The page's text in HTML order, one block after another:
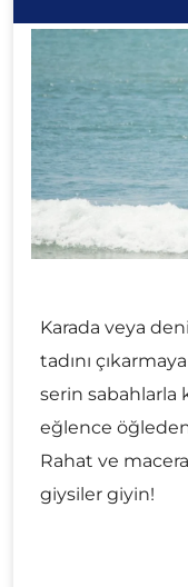
Karada veya
tadını
serin sabahlarla
eğlence öğleden
Rahat ve
giysiler giyin!